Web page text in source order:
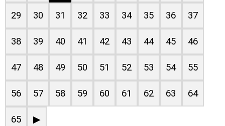
29 30 31 32 33 34 35 36 37
38 39 40 41 42 43 44 45 46
47 48 49 50 51 52 53 54 55
56 57 58 59 60 61 62 63 64
65 ▶